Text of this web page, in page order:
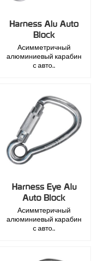
Harness Alu Auto
Block
Асимметричный
алюминиевый карабин
с авто..
Harness Eye Alu
Auto Block
Асиммтеричный
алюминиевый карабин
с авто..